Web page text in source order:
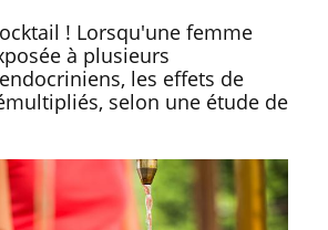
! Lorsqu'une femme
à plusieurs
les effets de
selon une étude de